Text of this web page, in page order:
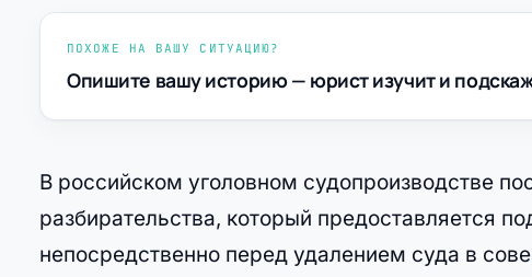
ПОХОЖЕ НА ВАШУ СИТУАЦИЮ?
Опишите вашу историю — юрист изучит и
В российском уголовном судопроизводстве
разбирательства, который предоставляется
непосредственно перед удалением суда в